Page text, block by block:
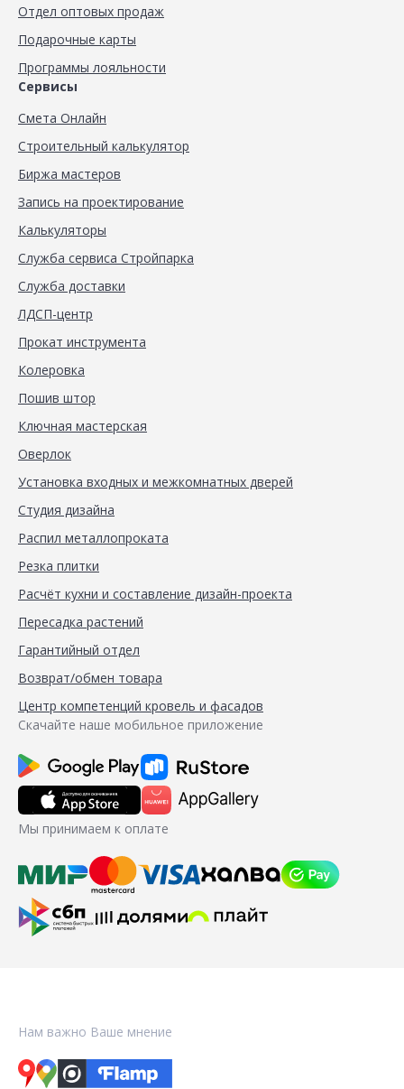
Отдел оптовых продаж
Подарочные карты
Программы лояльности
Сервисы
Смета Онлайн
Строительный калькулятор
Биржа мастеров
Запись на проектирование
Калькуляторы
Служба сервиса Стройпарка
Служба доставки
ЛДСП-центр
Прокат инструмента
Колеровка
Пошив штор
Ключная мастерская
Оверлок
Установка входных и межкомнатных дверей
Студия дизайна
Распил металлопроката
Резка плитки
Расчёт кухни и составление дизайн-проекта
Пересадка растений
Гарантийный отдел
Возврат/обмен товара
Центр компетенций кровель и фасадов
Скачайте наше мобильное приложение
Мы принимаем к оплате
Нам важно Ваше мнение